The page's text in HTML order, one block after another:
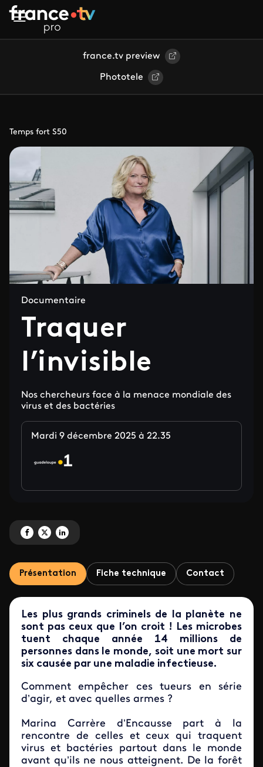
Aller au contenu principal
france.tv preview
Phototele
Temps fort S50
Documentaire
Traquer
l’invisible
Nos chercheurs face à la menace mondiale des
virus et des bactéries
Mardi 9 décembre 2025 à 22.35
Partagez 'Traquer l’invisible' sur Facebook
Partagez 'Traquer l’invisible' sur X
Partagez 'Traquer l’invisible' sur LinkedIn
Présentation Fiche technique Contact
Les plus grands criminels de la planète ne
sont pas ceux que l’on croit ! Les microbes
tuent chaque année 14 millions de
personnes dans le monde, soit une mort sur
six causée par une maladie infectieuse.
Comment empêcher ces tueurs en série
d’agir, et avec quelles armes ?
Marina Carrère d’Encausse part à la
rencontre de celles et ceux qui traquent
virus et bactéries partout dans le monde
avant qu’ils ne nous atteignent. De la forêt